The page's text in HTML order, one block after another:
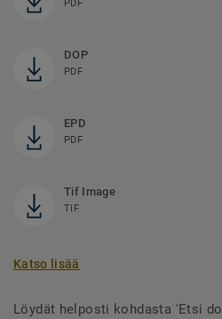
PDF
DOP
PDF
EPD
PDF
Tif Image
TIF
Katso lisää
Löydät helposti kohdasta 'Etsi